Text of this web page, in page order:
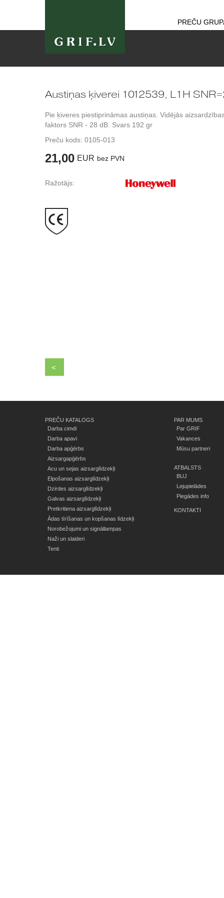
PREČU
Austiņas ķiverei 1012539, L1H
Pie ķiveres piestiprināmas austiņas. Vidējās
faktors SNR - 28 dB. Svars 192 gr
Preču kods: 0105-013
21,00 EUR bez PVN
Ražotājs:
<
PREČU KATALOGS
Darba cimdi
Darba apavi
Darba apģērbs
Aizsargapģērbs
Acu un sejas aizsarglīdzekļi
Elpošanas aizsarglīdzekļi
Dzirdes aizsarglīdzekļi
Galvas aizsarglīdzekļi
Pretkritiena aizsarglīdzekļi
Ādas tīrīšanas un kopšanas līdzekļi
Norobežojumi un signāllampas
Naži un slaideri
Tenti
PAR MUMS
Par GRIF
Vakances
Mūsu partneri
ATBALSTS
BUJ
Lejupielādes
Piegādes info
KONTAKTI